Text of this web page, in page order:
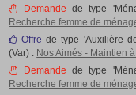
Demande de type
Recherche femme de
Offre de type 'Auxilière
(Var) : Nos Aimés - Maintien
Demande de type
Recherche femme de